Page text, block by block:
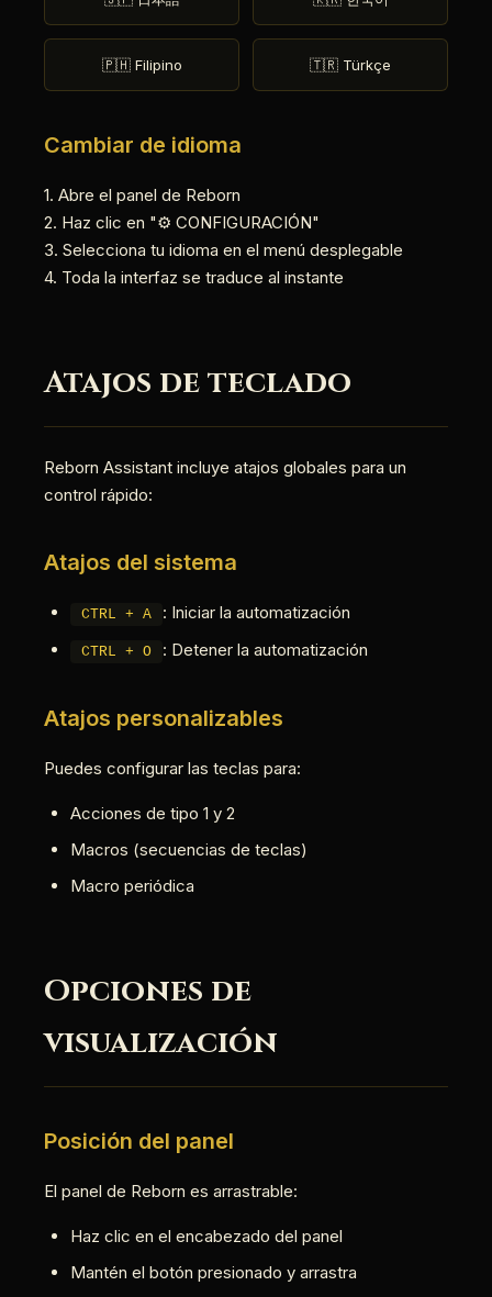
🇵🇭 Filipino 🇹🇷 Türkçe
Cambiar de idioma
1. Abre el panel de Reborn
2. Haz clic en "⚙️ CONFIGURACIÓN"
3. Selecciona tu idioma en el menú desplegable
4. Toda la interfaz se traduce al instante
Atajos de teclado
Reborn Assistant incluye atajos globales para un
control rápido:
Atajos del sistema
CTRL + A : Iniciar la automatización
CTRL + O : Detener la automatización
Atajos personalizables
Puedes configurar las teclas para:
Acciones de tipo 1 y 2
Macros (secuencias de teclas)
Macro periódica
Opciones de
visualización
Posición del panel
El panel de Reborn es arrastrable:
Haz clic en el encabezado del panel
Mantén el botón presionado y arrastra